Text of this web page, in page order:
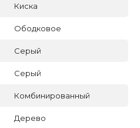
Киска
Ободковое
Серый
Серый
Комбинированный
Дерево